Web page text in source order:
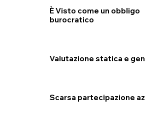
È Visto come un obbligo
burocratico
Valutazione statica e
Scarsa partecipazione